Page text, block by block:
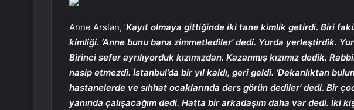
Anne Arslan, ‘Kayıt olmaya gittiğinde iki tane kimlik getirdi. Biri
kimliği. ‘Anne bunu bana zimmetlediler’ dedi. Yurda yerleştirdik.
Birinci sefer ayrılıyorduk kızımızdan. Kazanmış kızımız dedik.
nasip etmezdi. İstanbul’da bir yıl kaldı, geri geldi. ‘Dekanlıktan
hastanelerde ve sıhhat ocaklarında ders görün dediler’ dedi. Bir
yanında çalışacağım dedi. Hatta bir arkadaşım daha var dedi. İki